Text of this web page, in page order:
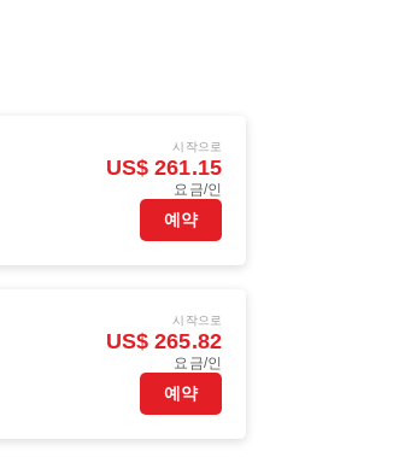
시작으로
US$ 261.15
요금/인
예약
시작으로
US$ 265.82
요금/인
예약